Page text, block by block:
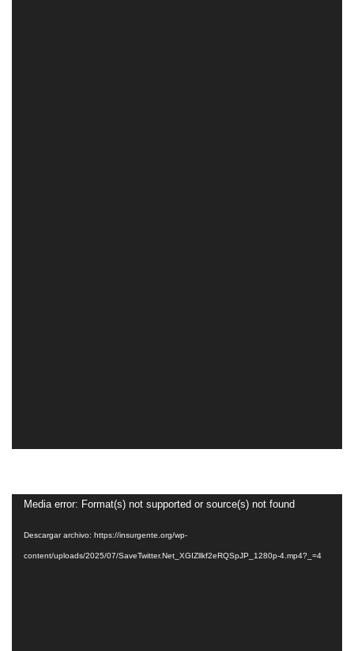
Reproductor
Media error: Format(s) not supported or source(s) not found
Descargar archivo: https://insurgente.org/wp-
content/uploads/2025/07/SaveTwitter.Net_XGIZllkf2eRQSpJP_1280p-4.mp4?_=4